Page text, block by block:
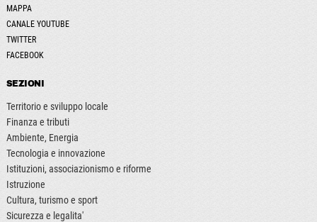
MAPPA
CANALE YOUTUBE
TWITTER
FACEBOOK
SEZIONI
Territorio e sviluppo locale
Finanza e tributi
Ambiente, Energia
Tecnologia e innovazione
Istituzioni, associazionismo e riforme
Istruzione
Cultura, turismo e sport
Sicurezza e legalita'